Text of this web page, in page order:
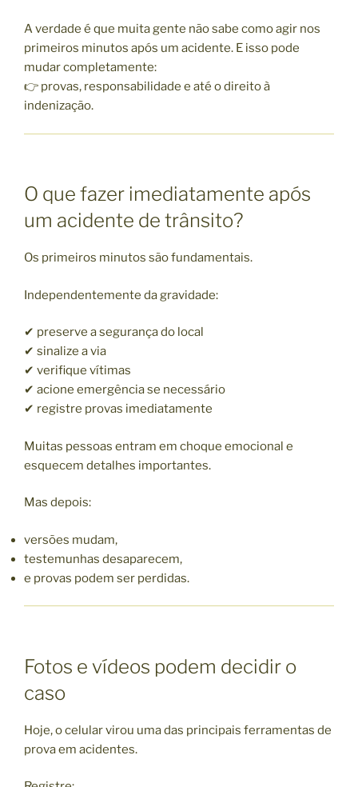
A verdade é que muita gente não sabe como agir nos
primeiros minutos após um acidente. E isso pode
mudar completamente:
👉 provas, responsabilidade e até o direito à
indenização.
O que fazer imediatamente após
um acidente de trânsito?
Os primeiros minutos são fundamentais.
Independentemente da gravidade:
✔ preserve a segurança do local
✔ sinalize a via
✔ verifique vítimas
✔ acione emergência se necessário
✔ registre provas imediatamente
Muitas pessoas entram em choque emocional e
esquecem detalhes importantes.
Mas depois:
versões mudam,
testemunhas desaparecem,
e provas podem ser perdidas.
Fotos e vídeos podem decidir o
caso
Hoje, o celular virou uma das principais ferramentas de
prova em acidentes.